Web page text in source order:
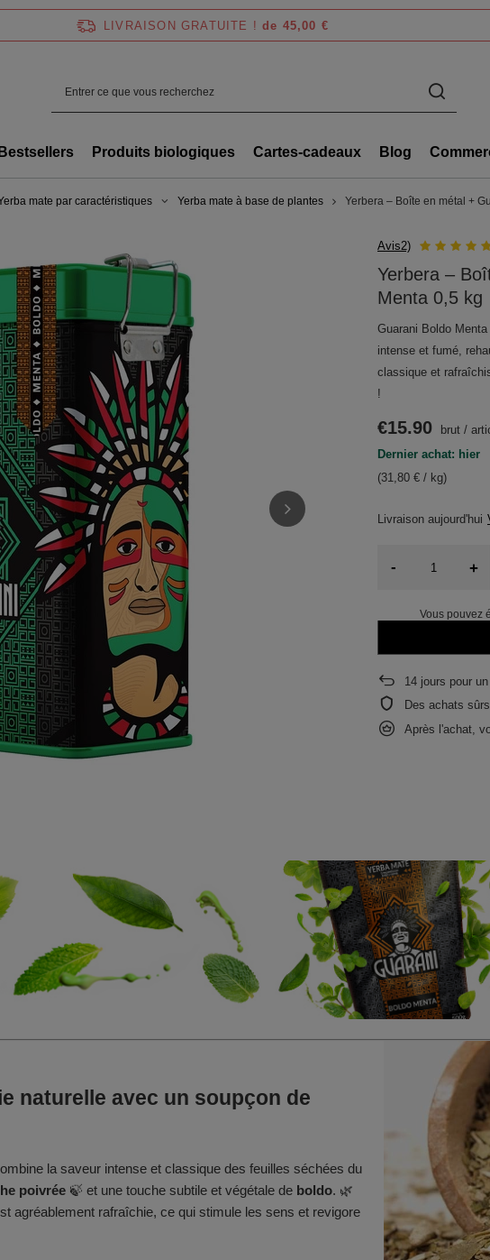
LIVRAISON GRATUITE ! de 45,00 €
Bestsellers Produits biologiques Cartes-cadeaux Blog
mate par caractéristiques Yerba mate à base de plantes Yerbera – Boîte en métal +
Avis2)
Yerbera –
Menta 0,5 kg
Guarani Boldo
intense et fumé,
classique et
!
Livraisonaujourd'hui
€15.90 brut /
Dernier achat: hier
(31,80 € / kg)
- +
Vous pouvez
14 jours pour
Des achats sûrs
Après l'achat,
naturelle avec un soupçon de
la saveur intense et classique des feuilles séchées du
poivrée 🍃 et une touche subtile et végétale de boldo. 🌿
agréablement rafraîchie, ce qui stimule les sens et revigore